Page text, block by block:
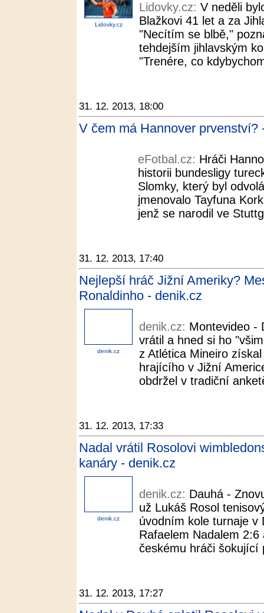
Lidovky.cz
Lidovky.cz: V neděli
Blažkovi 41 let a za
"Necítím se blbě,"
tehdejším jihlavským
"Trenére, co
31. 12. 2013, 18:00
V čem má Hannover prvenství?
eFotbal.cz: Hráči
historii bundesligy
Slomky, který byl
jmenovalo Tayfuna
jenž se narodil ve
31. 12. 2013, 17:40
Nejlepší hráč Jižní Ameriky?
Ronaldinho - denik.cz
denik.cz
denik.cz: Montevideo -
vrátil a hned si ho
z Atlética Mineiro
hrajícího v Jižní
obdržel v tradiční
31. 12. 2013, 17:33
Nadal vrátil Rosolovi
kanáry - denik.cz
denik.cz
denik.cz: Dauhá -
už Lukáš Rosol
úvodním kole turnaje v
Rafaelem Nadalem
českému hráči šokující
31. 12. 2013, 17:27